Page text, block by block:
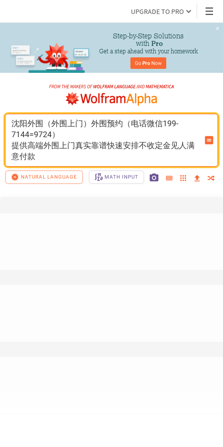
UPGRADE TO PRO
Step-by-Step Solutions
with Pro
Get a step ahead with your homework
Go Pro Now
沈阳外围（外围上门）外围预约（电话微信199-
7144=9724）
提供高端外围上门真实靠谱快速安排不收定金见人满
意付款
NATURAL LANGUAGE MATH INPUT